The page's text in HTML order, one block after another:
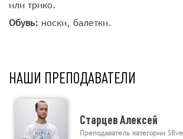
или трико.
Обувь: носки, балетки.
НАШИ ПРЕПОДАВАТЕЛИ
Старцев Алексей
Преподаватель категории